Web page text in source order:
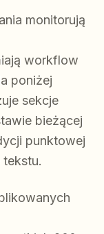
monitorują
workflow
poniżej
sekcje
bieżącej
punktowej
tekstu.